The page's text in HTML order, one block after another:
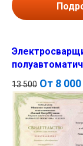
13 500 От 8